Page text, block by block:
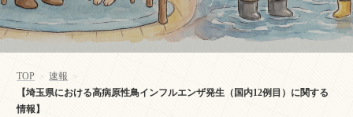
TOP > 速報 >
【埼玉県における高病原性鳥インフルエンザ発生（国内12例目）に関する
情報】